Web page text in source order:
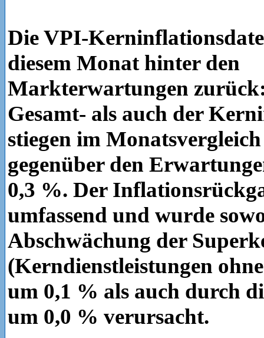
Die VPI-
diesem Monat hinter den
Markterwartungen
Gesamt- als auch der
stiegen im
gegenüber den
0,3 %. Der
umfassend und wurde
Abschwächung der
(Kerndienstleistungen
um 0,1 % als auch durch
um 0,0 % verursacht.